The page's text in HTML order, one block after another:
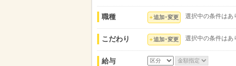
職種 追加･変更 選択中の条件はあ
こだわり 追加･変更 選択中の条件はあ
給与